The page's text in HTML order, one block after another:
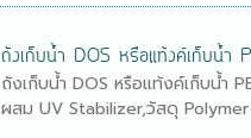
ถังเก็บน้ำ DOS หรือแท้งค์เก็บน้
ถังเก็บน้ำ DOS หรือแท้งค์เก็บน้ำ
ผสม UV Stabilizer,วัสดุ